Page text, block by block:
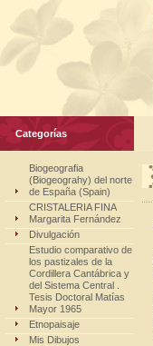
Categorías
Biogeografia
(Biogeograhy) del norte
de España (Spain)
CRISTALERIA FINA
Margarita Fernández
Divulgación
Estudio comparativo de
los pastizales de la
Cordillera Cantábrica y
del Sistema Central .
Tesis Doctoral Matías
Mayor 1965
Etnopaisaje
Mis Dibujos